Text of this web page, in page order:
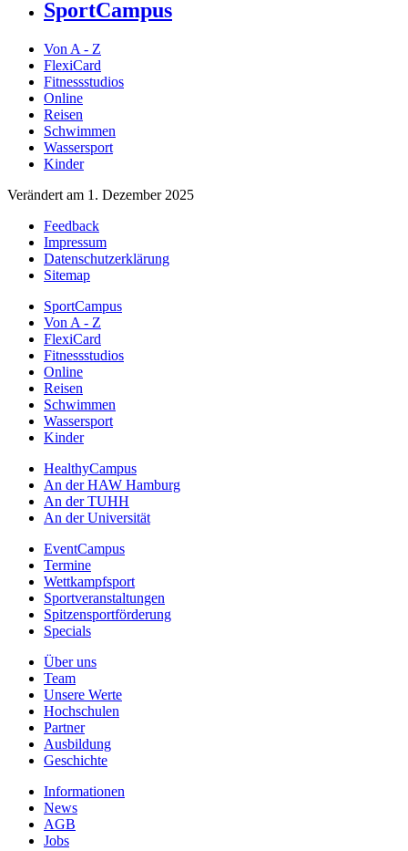
SportCampus
Von A - Z
FlexiCard
Fitnessstudios
Online
Reisen
Schwimmen
Wassersport
Kinder
Verändert am 1. Dezember 2025
Feedback
Impressum
Datenschutzerklärung
Sitemap
SportCampus
Von A - Z
FlexiCard
Fitnessstudios
Online
Reisen
Schwimmen
Wassersport
Kinder
HealthyCampus
An der HAW Hamburg
An der TUHH
An der Universität
EventCampus
Termine
Wettkampfsport
Sportveranstaltungen
Spitzensportförderung
Specials
Über uns
Team
Unsere Werte
Hochschulen
Partner
Ausbildung
Geschichte
Informationen
News
AGB
Jobs